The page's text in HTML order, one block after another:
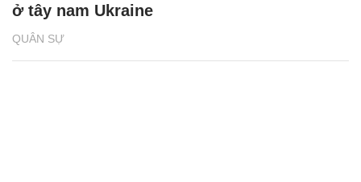
QUÂN SỰ
ở tây nam Ukraine